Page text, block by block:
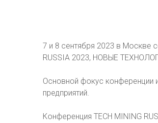
7 и 8 сентября 2023 в Москве
RUSSIA 2023, НОВЫЕ
Основной фокус конференции
предприятий.
Конференция TECH MINING